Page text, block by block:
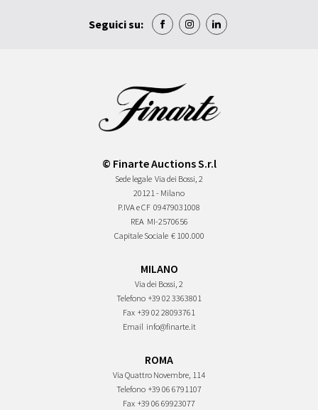
Seguici su:
© Finarte Auctions S.r.l
Sede legale Via dei Bossi, 2
20121 - Milano
P.IVA e CF 09479031008
REA MI-2570656
Capitale Sociale € 100.000
MILANO
Via dei Bossi, 2
Telefono +39 02 3363801
Fax +39 02 28093761
Email info@finarte.it
ROMA
Via Quattro Novembre, 114
Telefono +39 06 6791107
Fax +39 06 69923077